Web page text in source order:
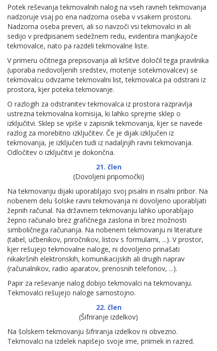
Potek reševanja tekmovalnih nalog na vseh ravneh tekmovanja
nadzoruje vsaj po ena nadzorna oseba v vsakem prostoru.
Nadzorna oseba preveri, ali so navzoči vsi tekmovalci in ali
sedijo v predpisanem sedežnem redu, evidentira manjkajoče
tekmovalce, nato pa razdeli tekmovalne liste.
V primeru očitnega prepisovanja ali kršitve določil tega pravilnika
(uporaba nedovoljenih sredstev, motenje sotekmovalcev) se
tekmovalcu odvzame tekmovalni list, tekmovalca pa odstrani iz
prostora, kjer poteka tekmovanje.
O razlogih za odstranitev tekmovalca iz prostora razpravlja
ustrezna tekmovalna komisija, ki lahko sprejme sklep o
izključitvi. Sklep se vpiše v zapisnik tekmovanja, kjer se navede
razlog za morebitno izključitev. Če je dijak izključen iz
tekmovanja, je izključen tudi iz nadaljnjih ravni tekmovanja.
Odločitev o izključitvi je dokončna.
21. člen
(Dovoljeni pripomočki)
Na tekmovanju dijaki uporabljajo svoj pisalni in risalni pribor. Na
nobenem delu šolske ravni tekmovanja ni dovoljeno uporabljati
žepnih računal. Na državnem tekmovanju lahko uporabljajo
žepno računalo brez grafičnega zaslona in brez možnosti
simboličnega računanja. Na nobenem tekmovanju ni literature
(tabel, učbenikov, priročnikov, listov s formulami, ...). V prostor,
kjer rešujejo tekmovalne naloge, ni dovoljeno prinašati
nikakršnih elektronskih, komunikacijskih ali drugih naprav
(računalnikov, radio aparatov, prenosnih telefonov, ...).
Papir za reševanje nalog dobijo tekmovalci na tekmovanju.
Tekmovalci rešujejo naloge samostojno.
22. člen
(Šifriranje izdelkov)
Na šolskem tekmovanju šifriranja izdelkov ni obvezno.
Tekmovalci na izdelek napišejo svoje ime, priimek in razred.